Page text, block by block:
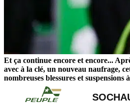
Et ça continue encore et encore...
avec à la clé, un nouveau naufrage,
nombreuses blessures et